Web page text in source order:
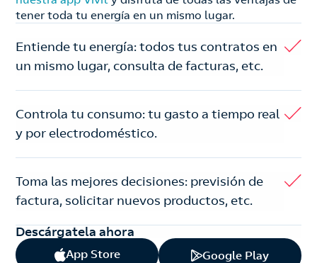
tener toda tu energía en un mismo lugar.
Entiende tu energía: todos tus contratos en
un mismo lugar, consulta de facturas, etc.
Controla tu consumo: tu gasto a tiempo real
y por electrodoméstico.
Toma las mejores decisiones: previsión de
factura, solicitar nuevos productos, etc.
Descárgatela ahora
App Store Google Play